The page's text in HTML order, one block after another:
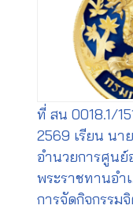
ที่ สน 0018.1/
2569 เรียน นา
อำนวยการศูนย์
พระราชทานอำ
การจัดกิจกรรม